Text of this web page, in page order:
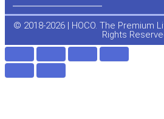
© 2018-2026 | HOCO. The Premium
Rights